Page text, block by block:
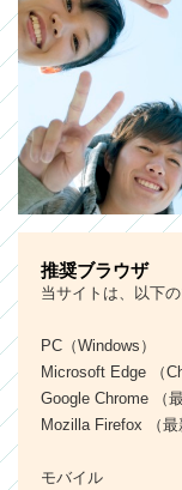
推奨ブラウザ
当サイトは、以下
PC（Windows）
Microsoft Edge （
Google Chrome （
Mozilla Firefox （最
モバイル